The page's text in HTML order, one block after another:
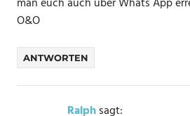
O&O
ANTWORTEN
Ralphsagt: